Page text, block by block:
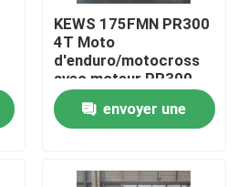
KEWS 175FMN PR300
4T Moto
d'enduro/motocross
avec moteur PR300,
cylindrée de 271,3 ml
et démarreur
électrique
envoyer une